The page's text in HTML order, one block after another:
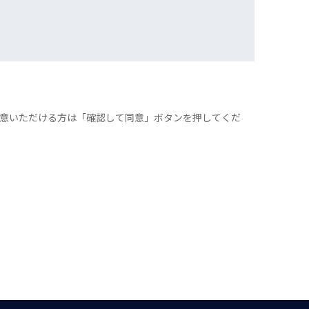
いただける方は「確認して同意」ボタンを押してくだ